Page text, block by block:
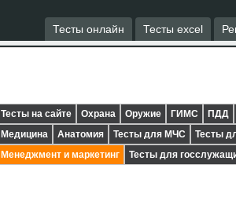
Тесты онлайн Тесты excel
Тесты на сайте Охрана Оружие ГИМС ПДД
Медицина
Анатомия Тесты для МЧС Тесты
Менеджмент и маркетинг
Тесты для